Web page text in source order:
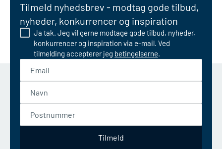
Tilmeld nyhedsbrev - modtag gode tilbud,
nyheder, konkurrencer og inspiration
Ja tak. Jeg vil gerne modtage gode tilbud, nyheder,
konkurrencer og inspiration via e-mail. Ved
tilmelding accepterer jeg betingelserne.
Tilmeld